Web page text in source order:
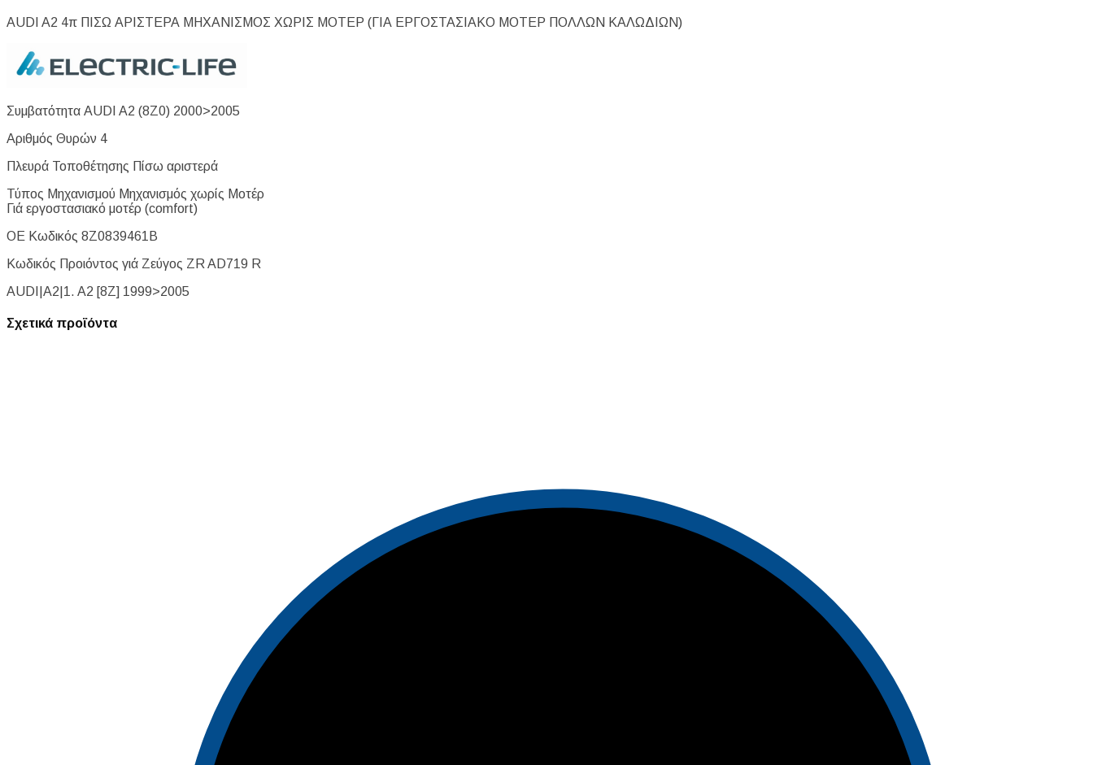
AUDI A2 4π ΠΙΣΩ ΑΡΙΣΤΕΡΑ ΜΗΧΑΝΙΣΜΟΣ ΧΩΡΙΣ ΜΟΤΕΡ (ΓΙΑ ΕΡΓΟΣΤΑΣΙΑΚΟ ΜΟΤΕΡ ΠΟΛΛΩΝ ΚΑΛΩΔΙΩΝ)
Συμβατότητα AUDI A2 (8Z0) 2000>2005
Αριθμός Θυρών 4
Πλευρά Τοποθέτησης Πίσω αριστερά
Τύπος Μηχανισμού Μηχανισμός χωρίς Μοτέρ
Γιά εργοστασιακό μοτέρ (comfort)
ΟΕ Κωδικός 8Z0839461B
Κωδικός Προιόντος γιά Ζεύγος ZR AD719 R
AUDI|A2|1. A2 [8Z] 1999>2005
Σχετικά προϊόντα